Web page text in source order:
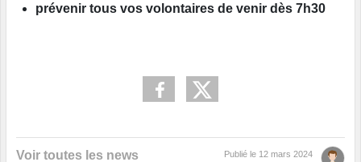
prévenir tous vos volontaires de venir dès 7h30
Voir toutes les news Publié le 12 mars 2024